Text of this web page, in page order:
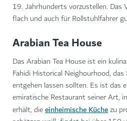
19. Jahrhunderts vorzustellen.
flach und auch für Rollstuhlfahrer
Arabian Tea House
Das Arabian Tea House ist ein
Fahidi Historical Neighourhood, das
entgehen lassen sollten. Es ist das
emiratische Restaurant seiner Art,
erhält, dieeinheimische Küchezu